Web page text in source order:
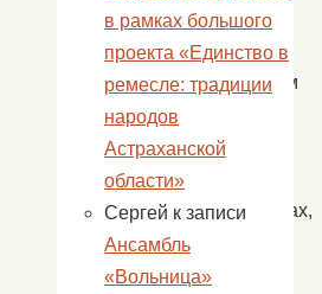
зарядки,
о
здоровом
о
привычках,
в рамках большого
проекта «Единство в
ремесле: традиции
народов
Астраханской
области»
Сергей к записи
Ансамбль
«Вольница»